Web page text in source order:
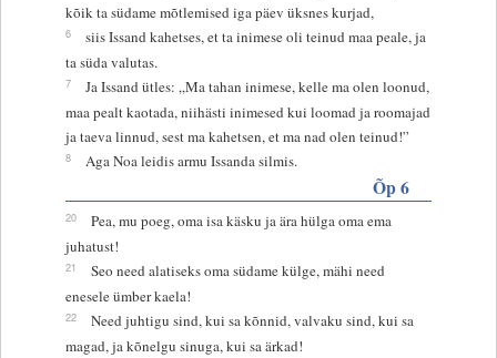
kõik ta südame mõtlemised iga päev üksnes kurjad,
6
siis Issand kahetses, et ta inimese oli teinud maa peale, ja
ta süda valutas.
7
Ja Issand ütles: „Ma tahan inimese, kelle ma olen loonud,
maa pealt kaotada, niihästi inimesed kui loomad ja roomajad
ja taeva linnud, sest ma kahetsen, et ma nad olen teinud!”
8 Aga Noa leidis armu Issanda silmis.
Õp 6
20
Pea, mu poeg, oma isa käsku ja ära hülga oma ema
juhatust!
21
Seo need alatiseks oma südame külge, mähi need
enesele ümber kaela!
22
Need juhtigu sind, kui sa kõnnid, valvaku sind, kui sa
magad, ja kõnelgu sinuga, kui sa ärkad!